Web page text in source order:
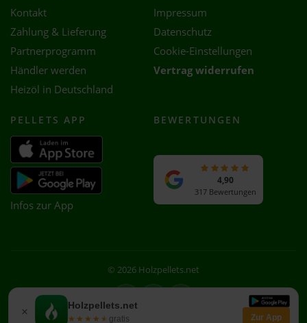
× Holzpellets.net
★★★★★
★★★★★ gratis Zur App
Kontakt
Zahlung & Lieferung
Partnerprogramm
Händler werden
Heizöl in Deutschland
Impressum
Datenschutz
Cookie-Einstellungen
Vertrag widerrufen
PELLETS APP
Infos zur App
BEWERTUNGEN
4,90
317 Bewertungen
© 2026 Holzpellets.net
Facebook